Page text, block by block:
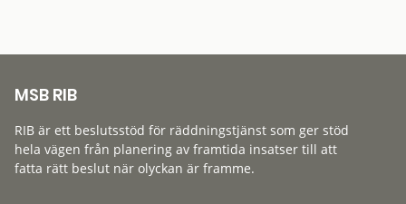
MSB RIB
RIB är ett beslutsstöd för räddningstjänst som ger stöd
hela vägen från planering av framtida insatser till att
fatta rätt beslut när olyckan är framme.